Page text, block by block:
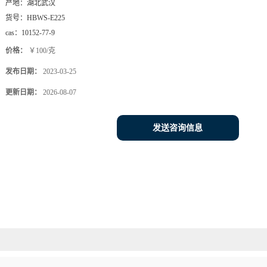
产地： 湖北武汉
货号： HBWS-E225
cas： 10152-77-9
价格： ￥100/克
发布日期： 2023-03-25
更新日期： 2026-08-07
发送咨询信息